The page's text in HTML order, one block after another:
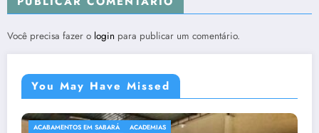
Você precisa fazer o login para publicar um comentário.
You May Have Missed
ACABAMENTOS EM SABARÁ ACADEMIAS